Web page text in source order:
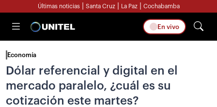
Últimas noticias Santa Cruz La Paz Cochabamba
En vivo
Economía
Dólar referencial y digital en el
mercado paralelo, ¿cuál es su
cotización este martes?